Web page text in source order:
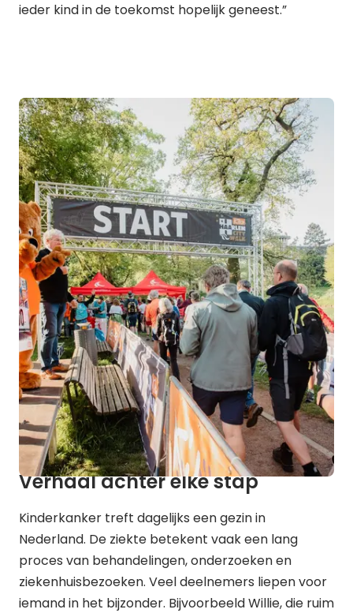
ieder kind in de toekomst hopelijk geneest.”
Verhaal achter elke stap
Kinderkanker treft dagelijks een gezin in
Nederland. De ziekte betekent vaak een lang
proces van behandelingen, onderzoeken en
ziekenhuisbezoeken. Veel deelnemers liepen voor
iemand in het bijzonder. Bijvoorbeeld Willie, die ruim